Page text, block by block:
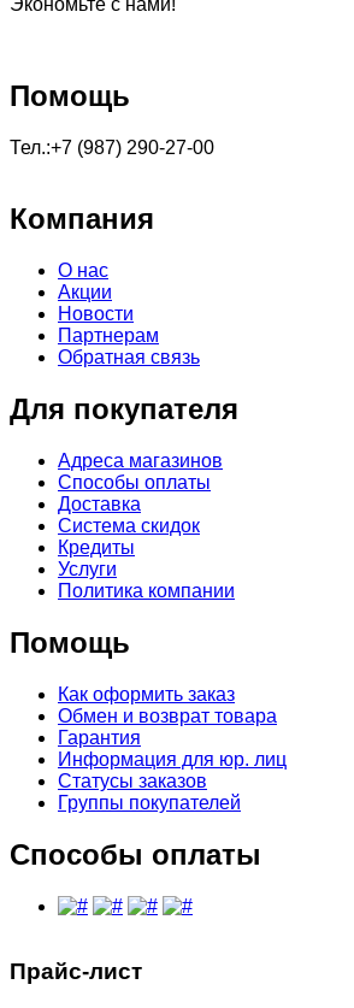
Помощь
Тел.:+7 (987) 290-27-00
Компания
О нас
Акции
Новости
Партнерам
Обратная связь
Для покупателя
Адреса магазинов
Способы оплаты
Доставка
Система скидок
Кредиты
Услуги
Политика компании
Помощь
Как оформить заказ
Обмен и возврат товара
Гарантия
Информация для юр. лиц
Статусы заказов
Группы покупателей
Способы оплаты
Прайс-лист